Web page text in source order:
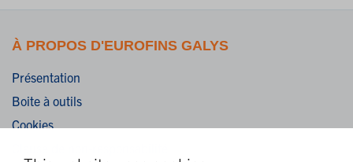
À PROPOS D'EUROFINS GALYS
Présentation
Boite à outils
Cookies